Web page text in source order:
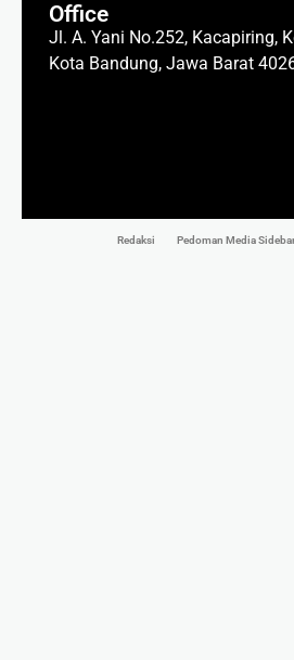
Office
Jl. A. Yani No.252, Kacapiring,
Kota Bandung, Jawa Barat
Redaksi Pedoman Media